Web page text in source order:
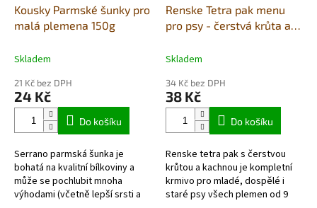
Kousky Parmské šunky pro
malá plemena 150g
Skladem
21 Kč bez DPH
24 Kč
Do košíku
Serrano parmská šunka je
bohatá na kvalitní bílkoviny a
může se pochlubit mnoha
výhodami (včetně lepší srsti a
Renske Tetra pak menu
pro psy - čerstvá krůta a
Skladem
34 Kč bez DPH
38 Kč
Do košíku
Renske tetra pak s čerstvou
krůtou a kachnou je kompletní
krmivo pro mladé, dospělé i
staré psy všech plemen od 9